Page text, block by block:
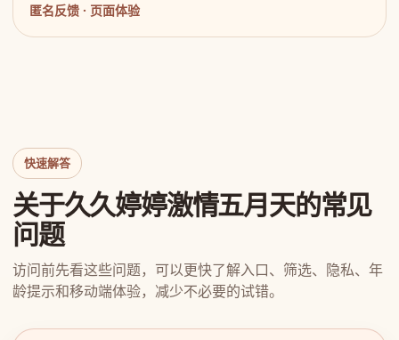
匿名反馈 · 页面体验
快速解答
关于久久婷婷激情五月天的常见
问题
访问前先看这些问题，可以更快了解入口、筛选、隐私、年
龄提示和移动端体验，减少不必要的试错。